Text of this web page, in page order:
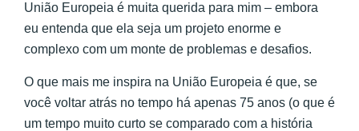
União Europeia é muita querida para mim – embora
eu entenda que ela seja um projeto enorme e
complexo com um monte de problemas e desafios.
O que mais me inspira na União Europeia é que, se
você voltar atrás no tempo há apenas 75 anos (o que é
um tempo muito curto se comparado com a história